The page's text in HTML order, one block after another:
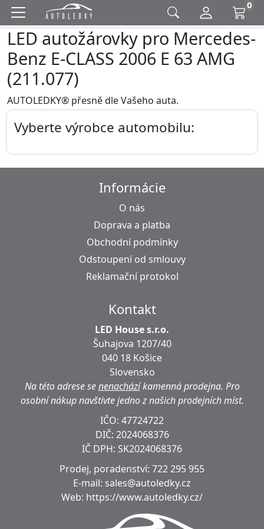
0
LED autožárovky pro Mercedes-
Benz E-CLASS 2006 E 63 AMG
(211.077)
AUTOLEDKY® přesně dle Vašeho auta.
Vyberte výrobce automobilu:
Informácie
O nás
Doprava a platba
Obchodní podmínky
Odstoupení od smlouvy
Reklamační protokol
Kontakt
LED House s.r.o.
Šuhajova 1207/40
040 18 Košice
Slovensko
Na této adrese senenacházíkamenná prodejna. Pro
osobní nákup navštivte jedno z našich prodejních míst.
IČO: 47724722
DIČ: 2024068376
IČ DPH: SK2024068376
Prodej, poradenství: 722 295 955
E-mail: sales@autoledky.cz
Web: https://www.autoledky.cz/